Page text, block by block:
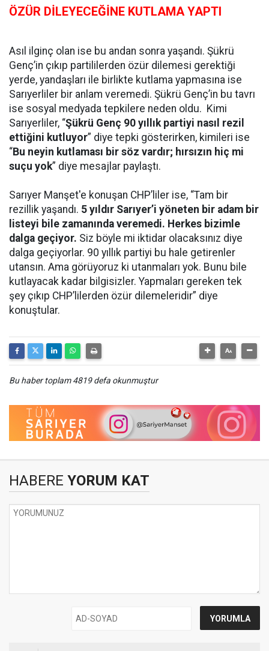
ÖZÜR DİLEYECEĞİNE KUTLAMA YAPTI
Asıl ilginç olan ise bu andan sonra yaşandı. Şükrü
Genç’in çıkıp partililerden özür dilemesi gerektiği
yerde, yandaşları ile birlikte kutlama yapmasına ise
Sarıyerliler bir anlam veremedi. Şükrü Genç’in bu tavrı
ise sosyal medyada tepkilere neden oldu. Kimi
Sarıyerliler, “Şükrü Genç 90 yıllık partiyi nasıl rezil
ettiğini kutluyor” diye tepki gösterirken, kimileri ise
“Bu neyin kutlaması bir söz vardır; hırsızın hiç mi
suçu yok” diye mesajlar paylaştı.
Sarıyer Manşet'e konuşan CHP’liler ise, “Tam bir
rezillik yaşandı. 5 yıldır Sarıyer’i yöneten bir adam bir
listeyi bile zamanında veremedi. Herkes bizimle
dalga geçiyor. Siz böyle mi iktidar olacaksınız diye
dalga geçiyorlar. 90 yıllık partiyi bu hale getirenler
utansın. Ama görüyoruz ki utanmaları yok. Bunu bile
kutlayacak kadar bilgisizler. Yapmaları gereken tek
şey çıkıp CHP’lilerden özür dilemeleridir” diye
konuştular.
Bu haber toplam 4819 defa okunmuştur
HABERE YORUM KAT